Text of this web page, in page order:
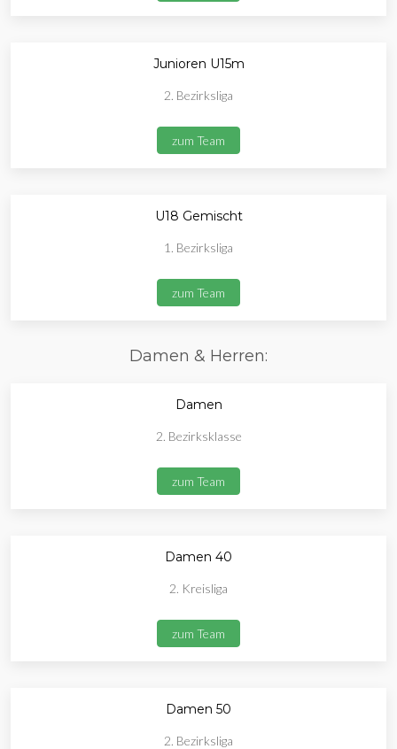
Junioren U15m
2. Bezirksliga
zum Team
U18 Gemischt
1. Bezirksliga
zum Team
Damen & Herren:
Damen
2. Bezirksklasse
zum Team
Damen 40
2. Kreisliga
zum Team
Damen 50
2. Bezirksliga